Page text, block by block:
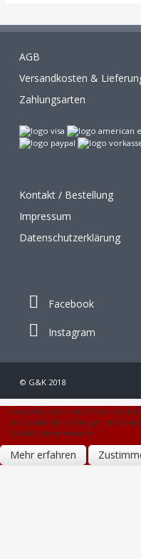
AGB
Versandkosten &
Zahlungsarten
Kontakt / Bestellung
Impressum
Datenschutzerklärung
Facebook
Instagram
© G&K 2018
Diese Webseite nutzt Cookies.
die Cookie-Einstellungen in
Cookies zu verwenden.
Mehr erfahren